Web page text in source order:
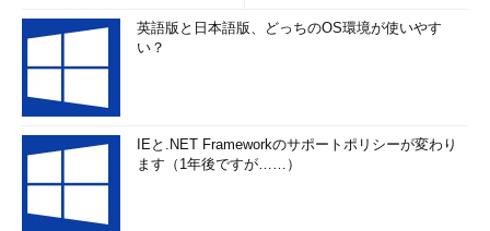
英語版と日本語版、どっちのOS環境が使いやす
い？
IEと.NET Frameworkのサポートポリシーが変わり
ます（1年後ですが……）